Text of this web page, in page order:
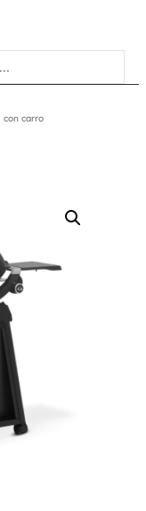
con carro